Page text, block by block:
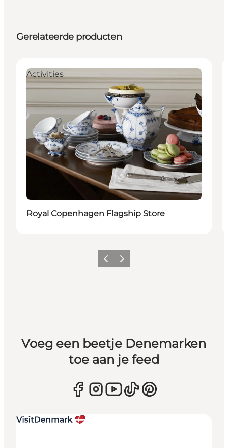
Gerelateerde producten
Activities
Royal Copenhagen Flagship Store
Vorige Volgende
Voeg een beetje Denemarken
toe aan je feed